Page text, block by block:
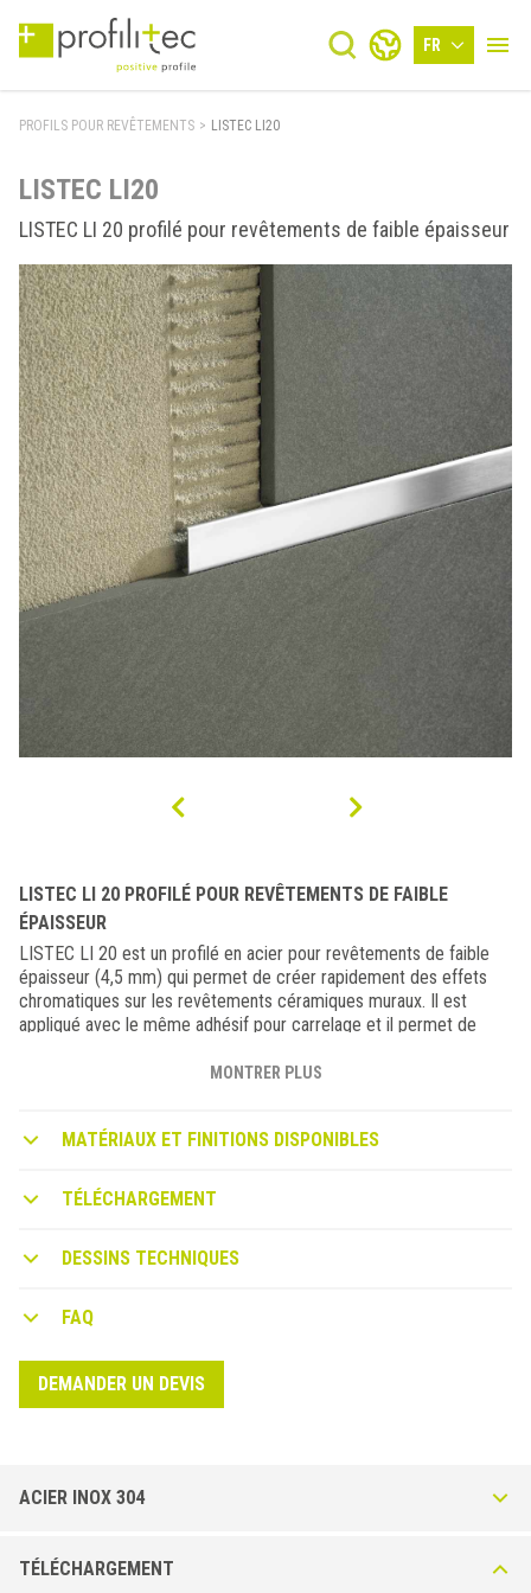
FR
PROFILS POUR REVÊTEMENTS > LISTEC LI20
LISTEC LI20
LISTEC LI 20 profilé pour revêtements de faible épaisseur
LISTEC LI 20 PROFILÉ POUR REVÊTEMENTS DE FAIBLE
ÉPAISSEUR
LISTEC LI 20 est un profilé en acier pour revêtements de faible
épaisseur (4,5 mm) qui permet de créer rapidement des effets
chromatiques sur les revêtements céramiques muraux. Il est
appliqué avec le même adhésif pour carrelage et il permet de
MONTRER PLUS
MATÉRIAUX ET FINITIONS DISPONIBLES
TÉLÉCHARGEMENT
DESSINS TECHNIQUES
FAQ
DEMANDER UN DEVIS
ACIER INOX 304
Brossé
TÉLÉCHARGEMENT